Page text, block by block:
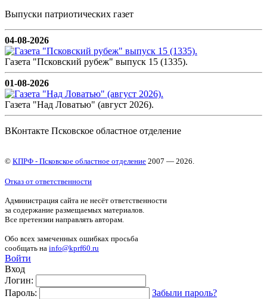
Выпуски патриотических газет
04-08-2026
Газета "Псковский рубеж" выпуск 15 (1335).
01-08-2026
Газета "Над Ловатью" (август 2026).
ВКонтакте Псковское областное отделение
© КПРФ - Псковское областное отделение 2007 — 2026.
Отказ от ответственности
Администрация сайта не несёт ответственности
за содержание размещаемых материалов.
Все претензии направлять авторам.
Обо всех замеченных ошибках просьба
сообщать на info@kprf60.ru
Войти
Вход
Логин:
Пароль:
Забыли пароль?